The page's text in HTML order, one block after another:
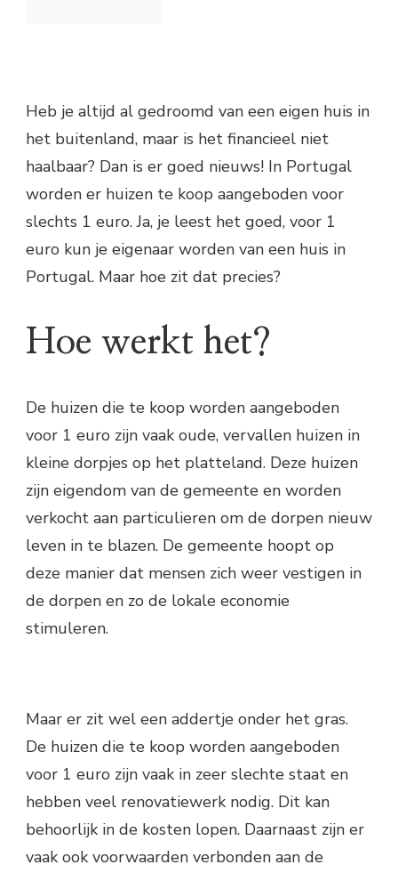
Heb je altijd al gedroomd van een eigen huis in
het buitenland, maar is het financieel niet
haalbaar? Dan is er goed nieuws! In Portugal
worden er huizen te koop aangeboden voor
slechts 1 euro. Ja, je leest het goed, voor 1
euro kun je eigenaar worden van een huis in
Portugal. Maar hoe zit dat precies?
Hoe werkt het?
De huizen die te koop worden aangeboden
voor 1 euro zijn vaak oude, vervallen huizen in
kleine dorpjes op het platteland. Deze huizen
zijn eigendom van de gemeente en worden
verkocht aan particulieren om de dorpen nieuw
leven in te blazen. De gemeente hoopt op
deze manier dat mensen zich weer vestigen in
de dorpen en zo de lokale economie
stimuleren.
Maar er zit wel een addertje onder het gras.
De huizen die te koop worden aangeboden
voor 1 euro zijn vaak in zeer slechte staat en
hebben veel renovatiewerk nodig. Dit kan
behoorlijk in de kosten lopen. Daarnaast zijn er
vaak ook voorwaarden verbonden aan de